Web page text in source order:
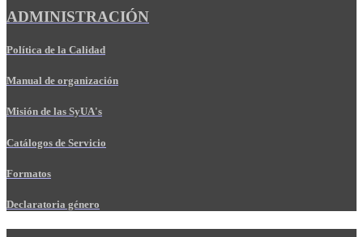
ADMINISTRACIÓN
Política de la Calidad
Manual de organización
Misión de las SyUA's
Catálogos de Servicio
Formatos
Declaratoria género